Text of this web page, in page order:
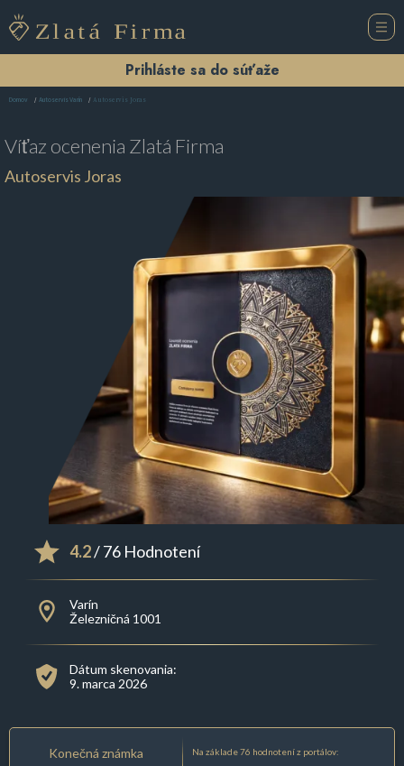
Prihláste sa do súťaže
Domov Autoservis Varín Autoservis Joras
Víťaz ocenenia Zlatá Firma
Autoservis Joras
4.2/ 76 Hodnotení
Varín
Železničná 1001
Dátum skenovania:
9. marca 2026
Konečná známka Na základe 76 hodnotení z portálov: